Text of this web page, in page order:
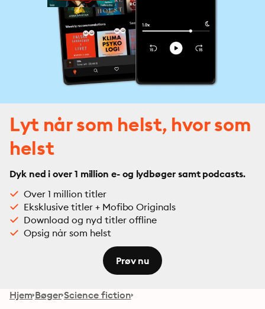
Lyt når som helst, hvor som
helst
Dyk ned i over 1 million e- og lydbøger samt podcasts.
Over 1 million titler
Eksklusive titler + Mofibo Originals
Download og nyd titler offline
Opsig når som helst
Prøv nu
Hjem Bøger Science fiction